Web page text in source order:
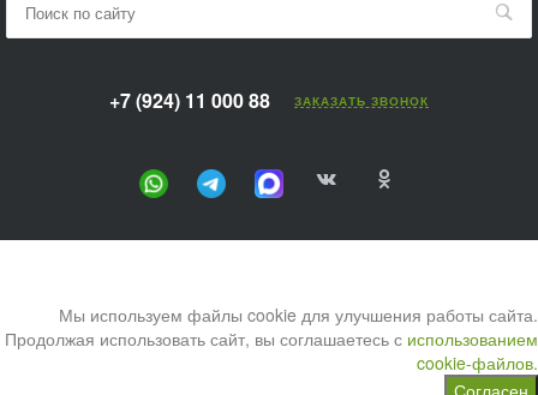
+7 (924) 11 000 88 ЗАКАЗАТЬ ЗВОНОК
Мы используем файлы cookie для улучшения работы сайта.
Продолжая использовать сайт, вы соглашаетесь с использованием
cookie-файлов.